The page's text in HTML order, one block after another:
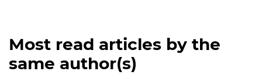
Most read articles by the
same author(s)